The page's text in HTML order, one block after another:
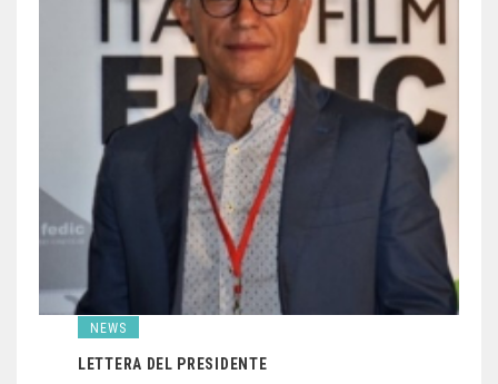
NEWS
LETTERA DEL PRESIDENTE